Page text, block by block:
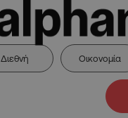
Διεθνή Οικονομία